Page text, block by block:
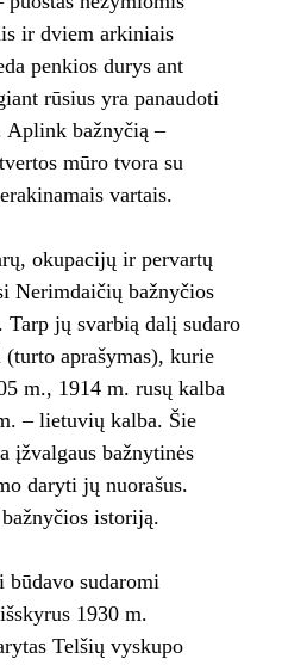
ir dviem arkiniais
penkios durys ant
rūsius yra panaudoti
Aplink bažnyčią –
mūro tvora su
vartais.
okupacijų ir pervartų
Nerimdaičių bažnyčios
jų svarbią dalį sudaro
aprašymas), kurie
m., 1914 m. rusų kalba
– lietuvių kalba. Šie
įžvalgaus bažnytinės
daryti jų nuorašus.
istoriją.
būdavo sudaromi
1930 m.
Telšių vyskupo